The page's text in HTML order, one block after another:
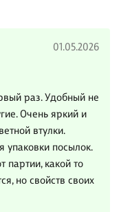
01.05.2026
раз. Удобный не
Очень яркий и
втулки.
упаковки посылок.
партии, какой то
но свойств своих